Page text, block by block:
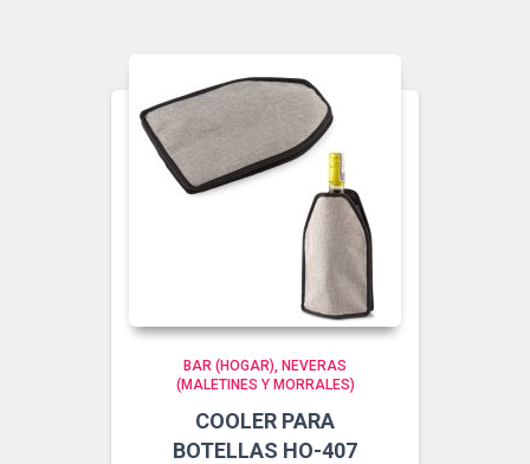
BAR (HOGAR)
NEVERAS
(MALETINES Y MORRALES)
COOLER PARA
BOTELLAS HO-407